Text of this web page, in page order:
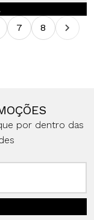
7 8
por dentro das